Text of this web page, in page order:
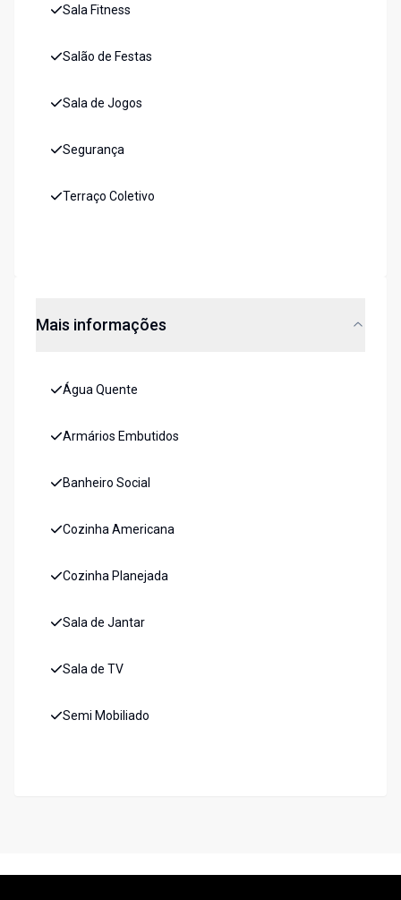
Sala Fitness
Salão de Festas
Sala de Jogos
Segurança
Terraço Coletivo
Mais informações
Água Quente
Armários Embutidos
Banheiro Social
Cozinha Americana
Cozinha Planejada
Sala de Jantar
Sala de TV
Semi Mobiliado